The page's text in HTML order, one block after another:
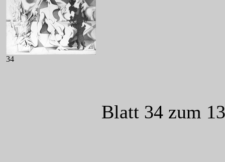
34
Blatt 34 zum